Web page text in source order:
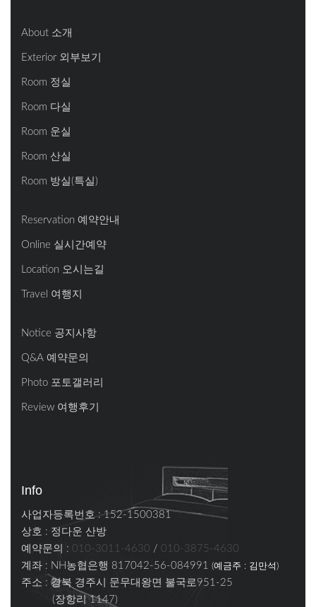
About 소개
Exterior 외부보기
Room 정실
Room 다실
Room 운실
Room 산실
Room 방실(특실)
Reservation 예약안내
Online 실시간예약
Location 오시는길
Travel 여행지
Notice 공지사항
Q&A 예약문의
Photo 포토갤러리
Review 여행후기
Info
사업자등록번호 : 152-1500381
상호 : 정다운 산방
예약문의 : 010-3011-4630 / 010-3875-4630
계좌 : NH농협은행 817042-56-084991 (예금주 : 김만석)
주소 : 경북 경주시 문무대왕면 불국로951-25
(장항리 1147)